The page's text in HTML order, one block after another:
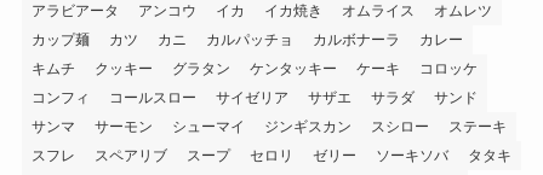
アラビアータ
アンコウ イカ イカ焼き オムライス
オムレツ
カップ麺
カツ カニ カルパッチョ カルボナーラ
カレー
キムチ
クッキー グラタン ケンタッキー ケーキ
コロッケ
コンフィ
コールスロー サイゼリア サザエ サラダ
サンド
サンマ
サーモン シューマイ ジンギスカン スシロー
ステーキ
スフレ
スペアリブ スープ セロリ ゼリー ソーキソバ
タタキ